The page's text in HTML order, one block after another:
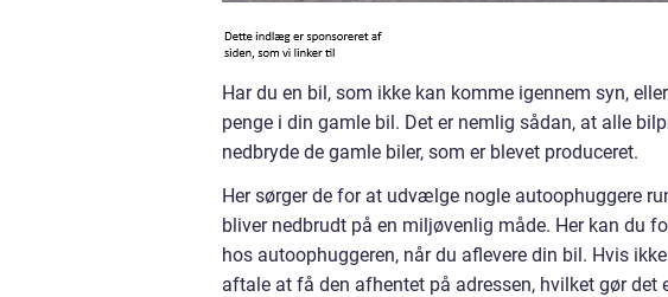
Har du en bil, som ikke kan komme igennem syn,
penge i din gamle bil. Det er nemlig sådan, at alle
nedbryde de gamle biler, som er blevet produceret.
Her sørger de for at udvælge nogle autoophuggere
bliver nedbrudt på en miljøvenlig måde. Her kan du
hos autoophuggeren, når du aflevere din bil. Hvis
aftale at få den afhentet på adressen, hvilket gør det